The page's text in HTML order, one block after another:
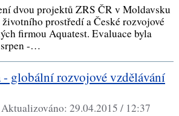
dvou projektů ZRS ČR v Moldavsku
prostředí a České rozvojové
firmou Aquatest. Evaluace byla
srpen -…
- globální rozvojové vzdělávání
Aktualizováno: 29.04.2015 / 12:37